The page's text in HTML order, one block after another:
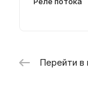
Перейти в